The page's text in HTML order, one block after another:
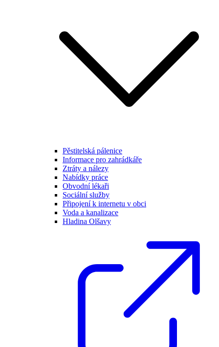
Pěstitelská pálenice
Informace pro zahrádkáře
Ztráty a nálezy
Nabídky práce
Obvodní lékaři
Sociální služby
Připojení k internetu v obci
Voda a kanalizace
Hladina Olšavy